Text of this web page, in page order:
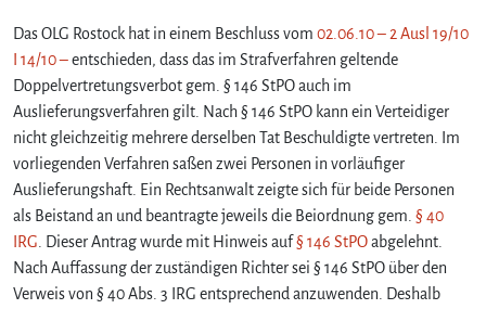
Das OLG Rostock hat in einem Beschluss vom 02.06.10 – 2 Ausl 19/10
I 14/10 –entschieden, dass das im Strafverfahren geltende
Doppelvertretungsverbot gem. § 146 StPO auch im
Auslieferungsverfahren gilt. Nach § 146 StPO kann ein Verteidiger
nicht gleichzeitig mehrere derselben Tat Beschuldigte vertreten. Im
vorliegenden Verfahren saßen zwei Personen in vorläufiger
Auslieferungshaft. Ein Rechtsanwalt zeigte sich für beide Personen
als Beistand an und beantragte jeweils die Beiordnung gem. § 40
IRG . Dieser Antrag wurde mit Hinweis auf§ 146 StPOabgelehnt.
Nach Auffassung der zuständigen Richter sei § 146 StPO über den
Verweis von § 40 Abs. 3 IRG entsprechend anzuwenden. Deshalb